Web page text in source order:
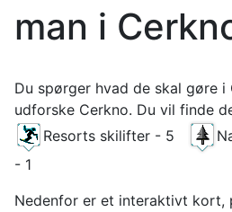
man i
Du spørger hvad de skal gøre i
udforske Cerkno. Du vil finde
Resorts skilifter - 5
- 1
Nedenfor er et interaktivt kort,